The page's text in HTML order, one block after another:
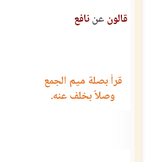
قالون عننافع
قرأ بصلة ميم الجمع
وصلاً بخلف عنه.